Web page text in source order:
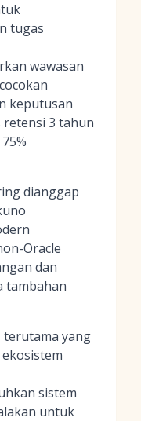
tugas
wawasan
keputusan
3 tahun
dianggap
Oracle
dan
tambahan
terutama yang
sistem
untuk